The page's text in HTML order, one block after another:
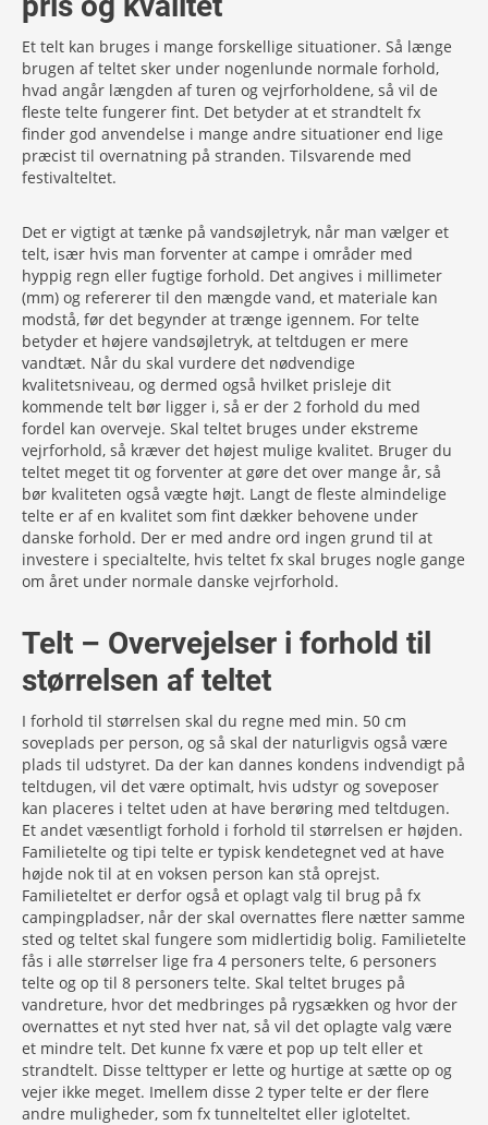
Et telt kan bruges i mange forskellige situationer. Så længe
brugen af teltet sker under nogenlunde normale forhold,
hvad angår længden af turen og vejrforholdene, så vil de
fleste telte fungerer fint. Det betyder at et strandtelt fx
finder god anvendelse i mange andre situationer end lige
præcist til overnatning på stranden. Tilsvarende med
festivalteltet.
Det er vigtigt at tænke på vandsøjletryk, når man vælger et
telt, især hvis man forventer at campe i områder med
hyppig regn eller fugtige forhold. Det angives i millimeter
(mm) og refererer til den mængde vand, et materiale kan
modstå, før det begynder at trænge igennem. For telte
betyder et højere vandsøjletryk, at teltdugen er mere
vandtæt. Når du skal vurdere det nødvendige
kvalitetsniveau, og dermed også hvilket prisleje dit
kommende telt bør ligger i, så er der 2 forhold du med
fordel kan overveje. Skal teltet bruges under ekstreme
vejrforhold, så kræver det højest mulige kvalitet. Bruger du
teltet meget tit og forventer at gøre det over mange år, så
bør kvaliteten også vægte højt. Langt de fleste almindelige
telte er af en kvalitet som fint dækker behovene under
danske forhold. Der er med andre ord ingen grund til at
investere i specialtelte, hvis teltet fx skal bruges nogle gange
om året under normale danske vejrforhold.
Telt – Overvejelser i forhold til
størrelsen af teltet
I forhold til størrelsen skal du regne med min. 50 cm
soveplads per person, og så skal der naturligvis også være
plads til udstyret. Da der kan dannes kondens indvendigt på
teltdugen, vil det være optimalt, hvis udstyr og soveposer
kan placeres i teltet uden at have berøring med teltdugen.
Et andet væsentligt forhold i forhold til størrelsen er højden.
Familietelte og tipi telte er typisk kendetegnet ved at have
højde nok til at en voksen person kan stå oprejst.
Familieteltet er derfor også et oplagt valg til brug på fx
campingpladser, når der skal overnattes flere nætter samme
sted og teltet skal fungere som midlertidig bolig. Familietelte
fås i alle størrelser lige fra 4 personers telte, 6 personers
telte og op til 8 personers telte. Skal teltet bruges på
vandreture, hvor det medbringes på rygsækken og hvor der
overnattes et nyt sted hver nat, så vil det oplagte valg være
et mindre telt. Det kunne fx være et pop up telt eller et
strandtelt. Disse telttyper er lette og hurtige at sætte op og
vejer ikke meget. Imellem disse 2 typer telte er der flere
andre muligheder, som fx tunnelteltet eller igloteltet.